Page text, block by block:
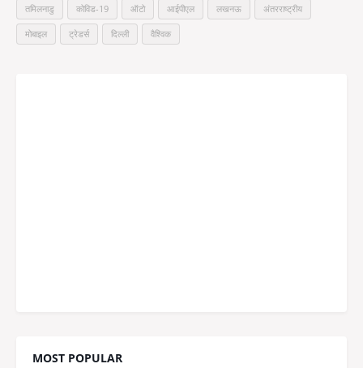
तमिलनाडु कोविड-19 ऑटो आईपीएल लखनऊ अंतरराष्ट्रीय
मोबाइल ट्रेडर्स दिल्ली वैश्विक
MOST POPULAR